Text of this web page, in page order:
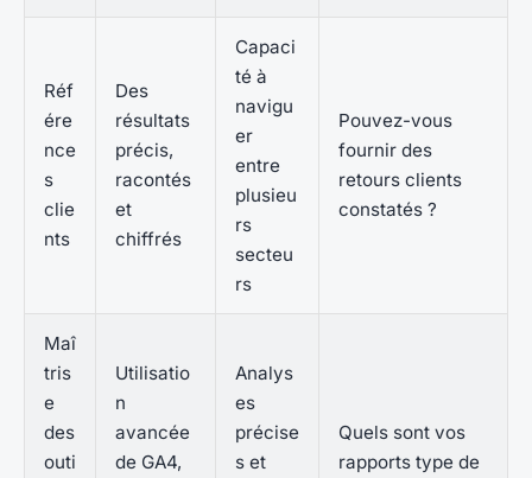
Réf
ére
nce
s
clie
nts
Des
résultats
précis,
racontés
et
chiffrés
Capaci
té à
navigu
er
entre
plusieu
rs
secteu
rs
Pouvez-vous
fournir des
retours clients
constatés ?
Maî
tris
e
des
outi
Utilisatio
n
avancée
de GA4,
Analys
es
précise
s et
Quels sont vos
rapports type de